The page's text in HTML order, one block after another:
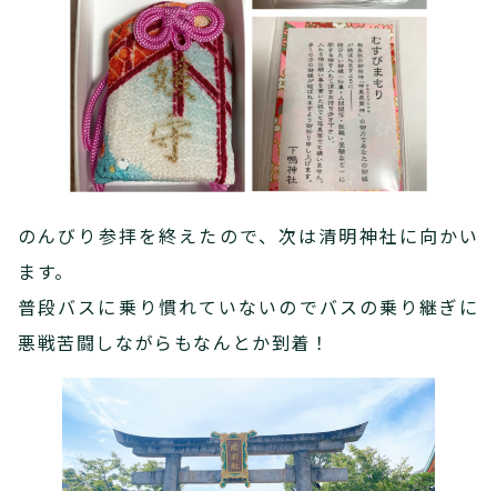
のんびり参拝を終えたので、次は清明神社に向かい
ます。
普段バスに乗り慣れていないのでバスの乗り継ぎに
悪戦苦闘しながらもなんとか到着！